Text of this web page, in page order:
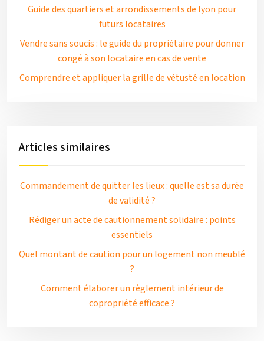
Guide des quartiers et arrondissements de lyon pour
futurs locataires
Vendre sans soucis : le guide du propriétaire pour donner
congé à son locataire en cas de vente
Comprendre et appliquer la grille de vétusté en location
Articles similaires
Commandement de quitter les lieux : quelle est sa durée
de validité ?
Rédiger un acte de cautionnement solidaire : points
essentiels
Quel montant de caution pour un logement non meublé
?
Comment élaborer un règlement intérieur de
copropriété efficace ?